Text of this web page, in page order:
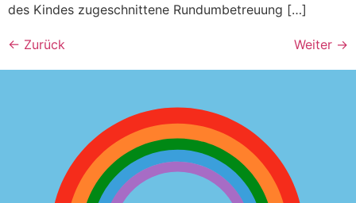
des Kindes zugeschnittene Rundumbetreuung […]
← Zurück Weiter →